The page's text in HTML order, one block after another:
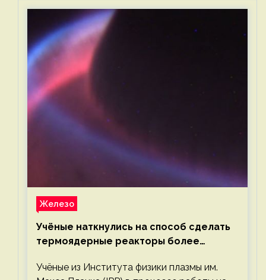
Железо
Учёные наткнулись на способ сделать
термоядерные реакторы более
Учёные из Института физики плазмы им.